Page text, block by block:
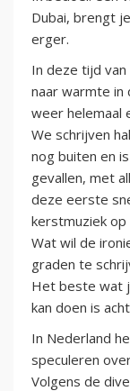
Dubai, brengt
erger.
In deze tijd
naar warmte in
weer helemaal
We schrijven
nog buiten en
gevallen, met
deze eerste
kerstmuziek
Wat wil de
graden te
Het beste wat
kan doen is
In Nederland
speculeren
Volgens de